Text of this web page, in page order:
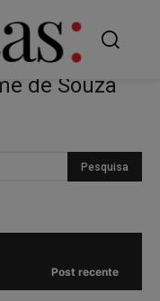
de Souza
Post recente